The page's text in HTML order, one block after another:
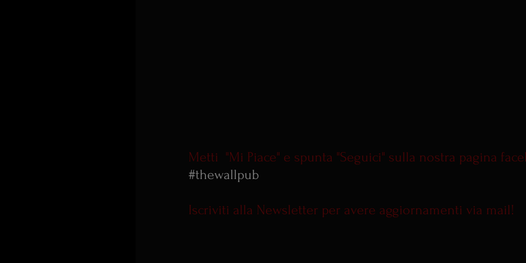
Metti  "Mi Piace" e spunta "Seguici" sulla nostra pagina
#thewallpub
Iscriviti alla Newsletter per avere aggiornamenti via mail!